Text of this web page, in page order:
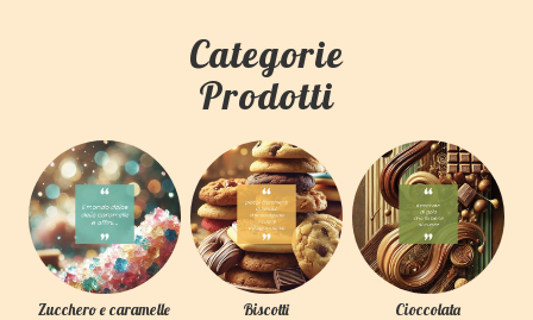
Categorie
Prodotti
Zucchero e caramelle Biscotti Cioccolata